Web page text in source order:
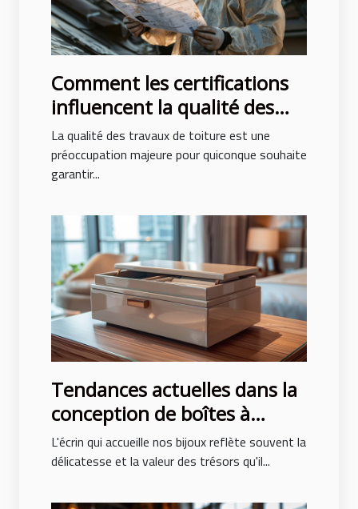
Comment les certifications
influencent la qualité des
travaux de toiture
La qualité des travaux de toiture est une
préoccupation majeure pour quiconque souhaite
garantir...
Tendances actuelles dans la
conception de boîtes à
bijoux pour hommes et
femmes
L'écrin qui accueille nos bijoux reflète souvent la
délicatesse et la valeur des trésors qu'il...